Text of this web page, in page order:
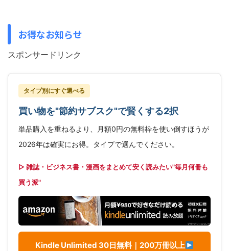
お得なお知らせ
スポンサードリンク
タイプ別にすぐ選べる
買い物を"節約サブスク"で賢くする2択
単品購入を重ねるより、月額0円の無料枠を使い倒すほうが
2026年は確実にお得。タイプで選んでください。
▷ 雑誌・ビジネス書・漫画をまとめて安く読みたい"毎月何冊も
買う派"
Kindle Unlimited 30日無料｜200万冊以上